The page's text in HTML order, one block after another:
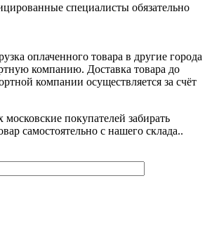
специалисты обязательно
оплаченного товара в другие города
компанию. Доставка товара до
компании осуществляется за счёт
покупателей забирать
самостоятельно с нашего склада..